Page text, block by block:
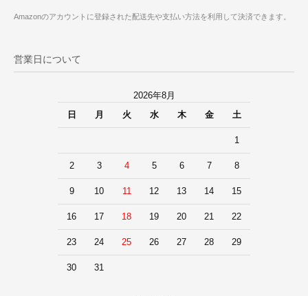
Amazonのアカウントに登録された配送先や支払い方法を利用して決済できます。
営業日について
2026年8月
日
月 火 水 木 金 土
1
2 3 4 5 6 7 8
9 10 11 12 13 14 15
16 17 18 19 20 21 22
23 24 25 26 27 28 29
30 31